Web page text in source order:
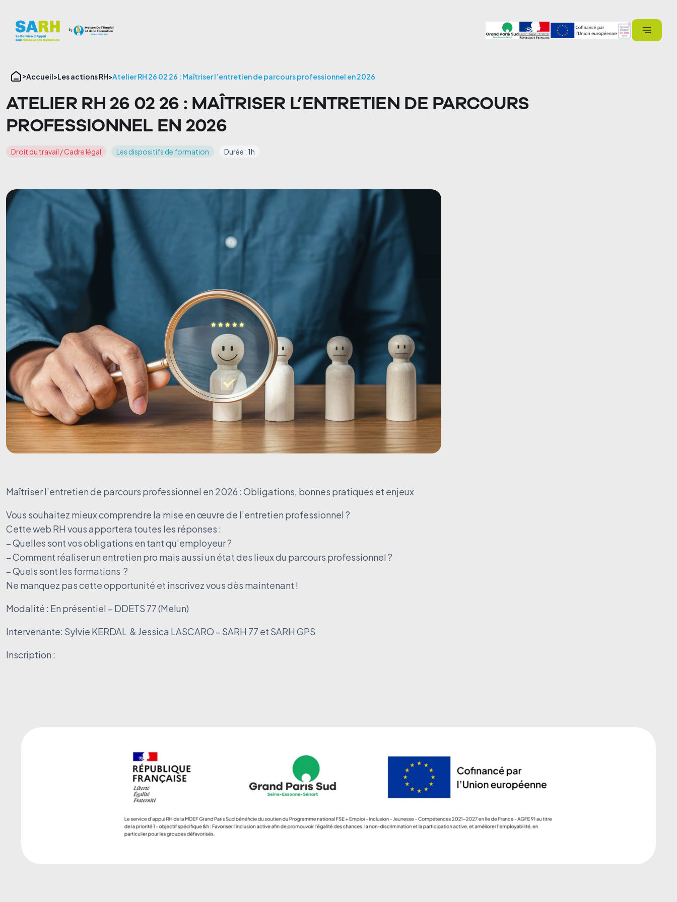
Accueil Les actions RH Atelier RH 26 02 26 : Maîtriser l’entretien de parcours professionnel en 2026
ATELIER RH 26 02 26 : MAÎTRISER L’ENTRETIEN DE PARCOURS
PROFESSIONNEL EN 2026
Droit du travail / Cadre légal Les dispositifs de formation Durée : 1h
Maîtriser l’entretien de parcours professionnel en 2026 : Obligations, bonnes pratiques et enjeux
Vous souhaitez mieux comprendre la mise en œuvre de l’entretien professionnel ?
Cette web RH vous apportera toutes les réponses :
– Quelles sont vos obligations en tant qu’employeur ?
– Comment réaliser un entretien pro mais aussi un état des lieux du parcours professionnel ?
– Quels sont les formations ?
Ne manquez pas cette opportunité et inscrivez vous dès maintenant !
Modalité : En présentiel – DDETS 77 (Melun)
Intervenante: Sylvie KERDAL & Jessica LASCARO – SARH 77 et SARH GPS
Inscription :